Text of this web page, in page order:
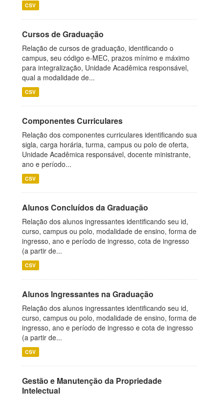
CSV
Cursos de Graduação
Relação de cursos de graduação, identificando o
campus, seu código e-MEC, prazos mínimo e máximo
para integralização, Unidade Acadêmica responsável,
qual a modalidade de...
CSV
Componentes Curriculares
Relação dos componentes curriculares identificando sua
sigla, carga horária, turma, campus ou polo de oferta,
Unidade Acadêmica responsável, docente ministrante,
ano e período...
CSV
Alunos Concluídos da Graduação
Relação dos alunos ingressantes identificando seu id,
curso, campus ou polo, modalidade de ensino, forma de
ingresso, ano e período de ingresso, cota de ingresso
(a partir de...
CSV
Alunos Ingressantes na Graduação
Relação dos alunos ingressantes identificando seu id,
curso, campus ou polo, modalidade de ensino, forma de
ingresso, ano e período de ingresso e cota de ingresso
(a partir de...
CSV
Gestão e Manutenção da Propriedade
Intelectual